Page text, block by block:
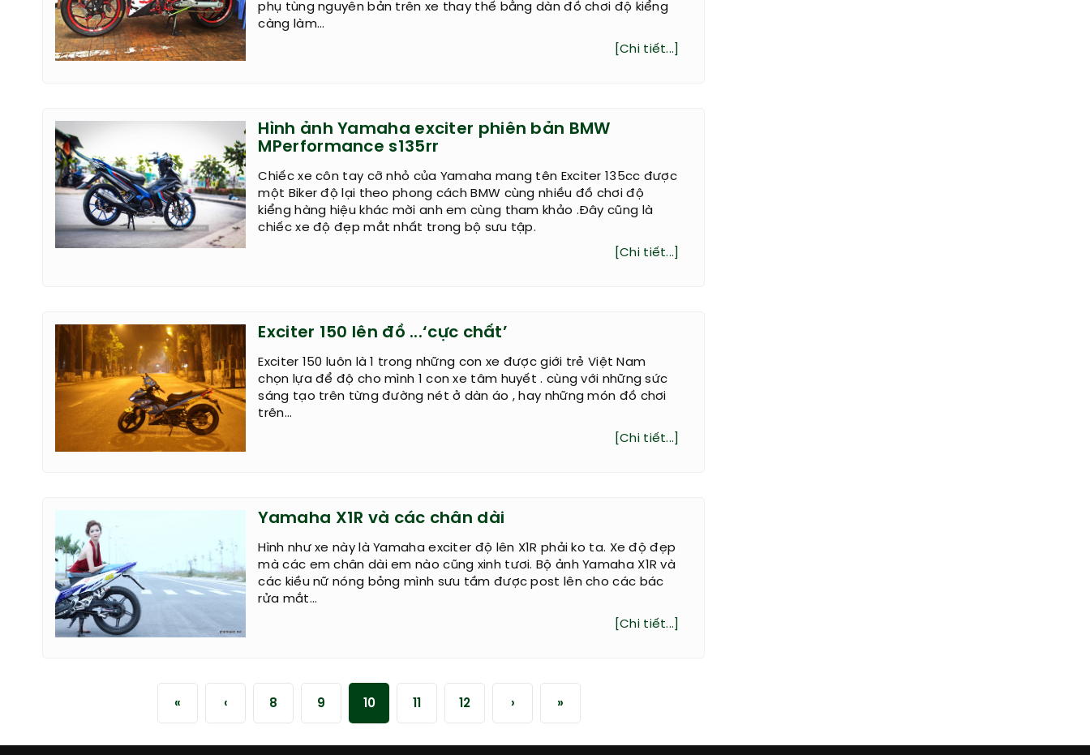
phụ tùng nguyên bản trên xe thay thế bằng dàn đồ chơi độ kiểng
càng làm...
[Chi tiết...]
Hình ảnh Yamaha exciter phiên bản BMW
MPerformance s135rr
Chiếc xe côn tay cỡ nhỏ của Yamaha mang tên Exciter 135cc được
một Biker độ lại theo phong cách BMW cùng nhiều đồ chơi độ
kiểng hàng hiệu khác mời anh em cùng tham khảo .Đây cũng là
chiếc xe độ đẹp mắt nhất trong bộ sưu tập.
[Chi tiết...]
Exciter 150 lên đồ ...‘cực chất’
Exciter 150 luôn là 1 trong những con xe được giới trẻ Việt Nam
chọn lựa để độ cho mình 1 con xe tâm huyết . cùng với những sức
sáng tạo trên từng đường nét ở dàn áo , hay những món đồ chơi
trên...
[Chi tiết...]
Yamaha X1R và các chân dài
Hình như xe này là Yamaha exciter độ lên X1R phải ko ta. Xe độ đẹp
mà các em chân dài em nào cũng xinh tươi. Bộ ảnh Yamaha X1R và
các kiều nữ nóng bỏng mình sưu tầm được post lên cho các bác
rửa mắt...
[Chi tiết...]
« ‹ 8 9 10 12 › »